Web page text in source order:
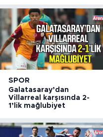
SPOR
Galatasaray’dan
Villarreal karşısında 2-
1’lik mağlubiyet